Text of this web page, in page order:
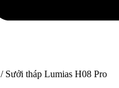
/ Sưởi tháp Lumias H08 Pro